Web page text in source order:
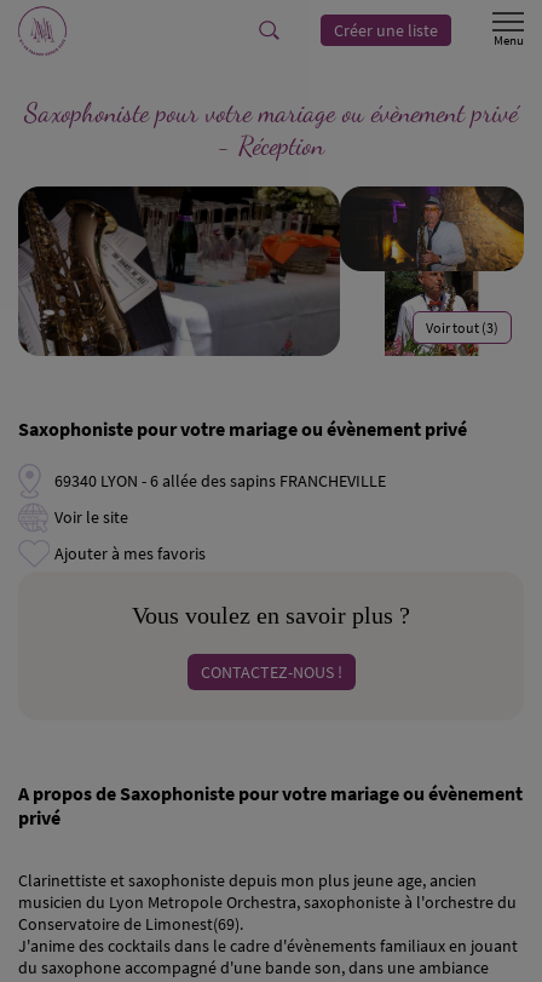
Créer une liste
Saxophoniste pour votre mariage ou évènement privé
- Réception
Voir tout (3)
Saxophoniste pour votre mariage ou évènement privé
69340 LYON - 6 allée des sapins FRANCHEVILLE
Voir le site
Ajouter à mes favoris
Vous voulez en savoir plus ?
CONTACTEZ-NOUS !
A propos de Saxophoniste pour votre mariage ou évènement
privé
Clarinettiste et saxophoniste depuis mon plus jeune age, ancien
musicien du Lyon Metropole Orchestra, saxophoniste à l'orchestre du
Conservatoire de Limonest(69).
J'anime des cocktails dans le cadre d'évènements familiaux en jouant
du saxophone accompagné d'une bande son, dans une ambiance